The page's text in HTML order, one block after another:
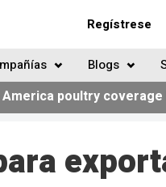
Regístrese
Blogs
America poultry